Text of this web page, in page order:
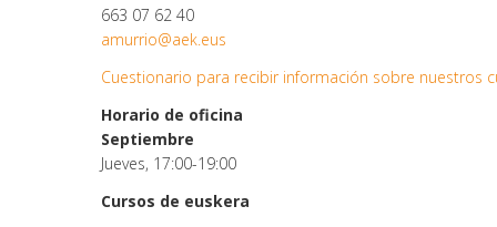
663 07 62 40
amurrio@aek.eus
Cuestionario para recibir información sobre nuestros
Horario de oficina
Septiembre
Jueves, 17:00-19:00
Cursos de euskera